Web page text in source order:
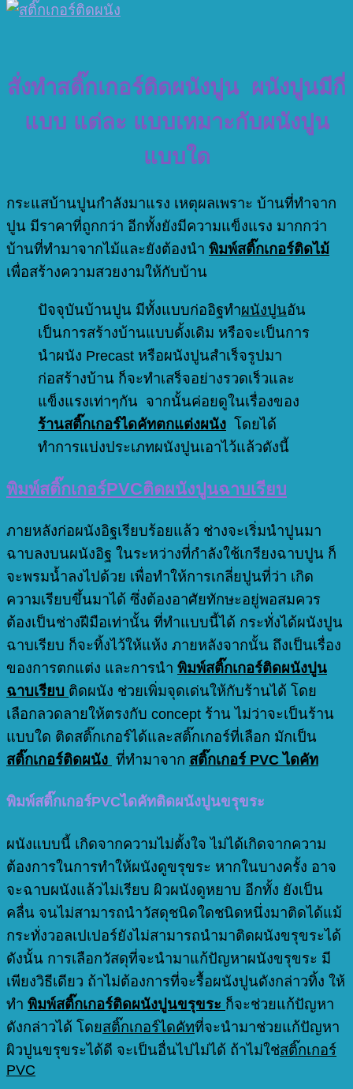
สั่งทำสติ๊กเกอร์ติดผนังปูน ผนังปูนมีกี่
แบบ แต่ละ แบบเหมาะกับผนังปูน
แบบใด
กระแสบ้านปูนกำลังมาแรง เหตุผลเพราะ บ้านที่ทำจาก
ปูน มีราคาที่ถูกกว่า อีกทั้งยังมีความแข็งแรง มากกว่า
บ้านที่ทำมาจากไม้และยังต้องนำ พิมพ์สติ๊กเกอร์ติดไม้
เพื่อสร้างความสวยงามให้กับบ้าน
ปัจจุบันบ้านปูน มีทั้งแบบก่ออิฐทำผนังปูนอัน
เป็นการสร้างบ้านแบบดั้งเดิม หรือจะเป็นการ
นำผนัง Precast หรือผนังปูนสำเร็จรูปมา
ก่อสร้างบ้าน ก็จะทำเสร็จอย่างรวดเร็วและ
แข็งแรงเท่าๆกัน จากนั้นค่อยดูในเรื่องของ
ร้านสติ๊กเกอร์ไดคัทตกแต่งผนัง โดยได้
ทำการแบ่งประเภทผนังปูนเอาไว้แล้วดังนี้
พิมพ์สติ๊กเกอร์PVCติดผนังปูนฉาบเรียบ
ภายหลังก่อผนังอิฐเรียบร้อยแล้ว ช่างจะเริ่มนำปูนมา
ฉาบลงบนผนังอิฐ ในระหว่างที่กำลังใช้เกรียงฉาบปูน ก็
จะพรมน้ำลงไปด้วย เพื่อทำให้การเกลี่ยปูนที่ว่า เกิด
ความเรียบขึ้นมาได้ ซึ่งต้องอาศัยทักษะอยู่พอสมควร
ต้องเป็นช่างฝีมือเท่านั้น ที่ทำแบบนี้ได้ กระทั่งได้ผนังปูน
ฉาบเรียบ ก็จะทิ้งไว้ให้แห้ง ภายหลังจากนั้น ถึงเป็นเรื่อง
ของการตกแต่ง และการนำ พิมพ์สติ๊กเกอร์ติดผนังปูน
ฉาบเรียบ ติดผนัง ช่วยเพิ่มจุดเด่นให้กับร้านได้ โดย
เลือกลวดลายให้ตรงกับ concept ร้าน ไม่ว่าจะเป็นร้าน
แบบใด ติดสติ๊กเกอร์ได้และสติ๊กเกอร์ที่เลือก มักเป็น
สติ๊กเกอร์ติดผนัง ที่ทำมาจาก สติ๊กเกอร์ PVC ไดคัท
พิมพ์สติ๊กเกอร์PVCไดคัทติดผนังปูนขรุขระ
ผนังแบบนี้ เกิดจากความไม่ตั้งใจ ไม่ได้เกิดจากความ
ต้องการในการทำให้ผนังดูขรุขระ หากในบางครั้ง อาจ
จะฉาบผนังแล้วไม่เรียบ ผิวผนังดูหยาบ อีกทั้ง ยังเป็น
คลื่น จนไม่สามารถนำวัสดุชนิดใดชนิดหนึ่งมาติดได้แม้
กระทั่งวอลเปเปอร์ยังไม่สามารถนำมาติดผนังขรุขระได้
ดังนั้น การเลือกวัสดุที่จะนำมาแก้ปัญหาผนังขรุขระ มี
เพียงวิธีเดียว ถ้าไม่ต้องการที่จะรื้อผนังปูนดังกล่าวทิ้ง ให้
ทำ พิมพ์สติ๊กเกอร์ติดผนังปูนขรุขระ ก็จะช่วยแก้ปัญหา
ดังกล่าวได้ โดยสติ๊กเกอร์ไดคัทที่จะนำมาช่วยแก้ปัญหา
ผิวปูนขรุขระได้ดี จะเป็นอื่นไปไม่ได้ ถ้าไม่ใช่สติ๊กเกอร์
PVC